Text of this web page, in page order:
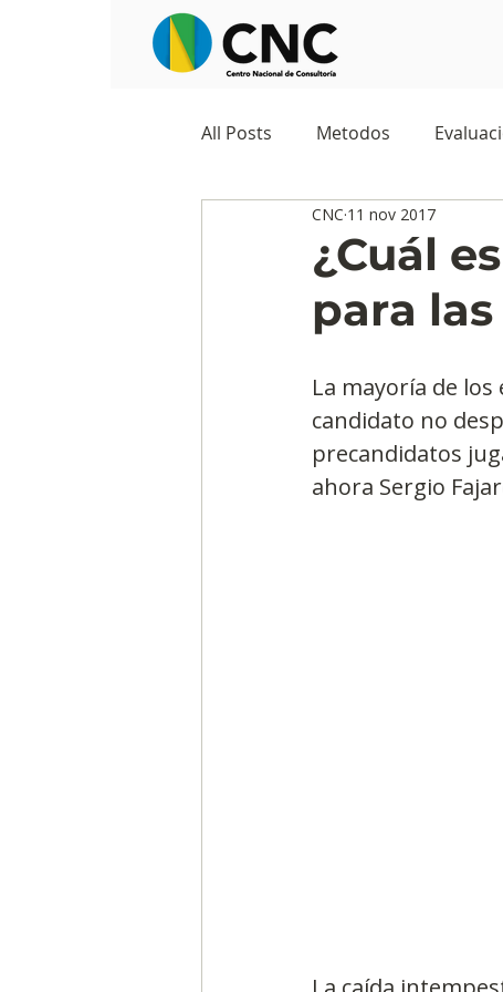
All Posts Metodos
Observatorios sociales
Predicciones y tendencias
Marketing Cultura y
Ecommerce Reputación
¿Cuál
para
CNC 11 nov 2017
La mayoría de
candidato no
precandidatos
ahora Sergio